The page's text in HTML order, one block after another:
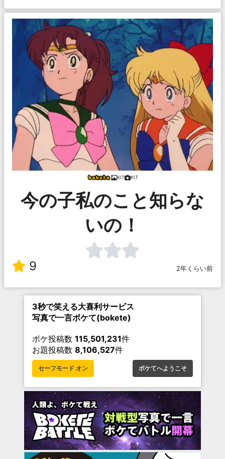
KIT KIT
今の子私のこと知らな
いの！
9 2年くらい前
3秒で笑える大喜利サービス
写真で一言ボケて(bokete)
ボケ投稿数 115,501,231件
お題投稿数 8,106,527件
セーフモード オン ボケてへようこそ